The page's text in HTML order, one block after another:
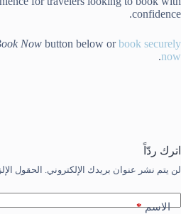
confidence.
Now button below orbook securely
now
.
اترك ردّاً
لن يتم نشر عنوان بريدك الإلكتروني. الحقول
الاسم*